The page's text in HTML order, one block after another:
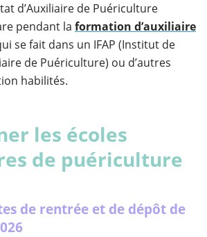
d’Auxiliaire de Puériculture
pendant la formation d’auxiliaire
se fait dans un IFAP (Institut de
de Puériculture) ou d’autres
habilités.
les écoles
de puériculture
de rentrée et de dépôt de